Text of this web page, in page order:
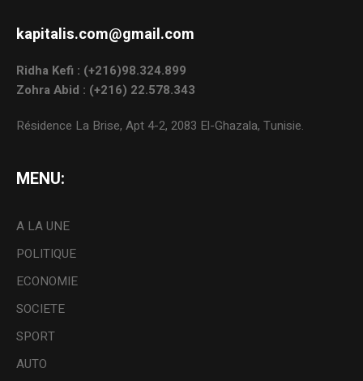
kapitalis.com@gmail.com
Ridha Kefi : (+216)98.324.899
Zohra Abid : (+216) 22.578.343
Résidence La Brise, Apt 4-2, 2083 El-Ghazala, Tunisie.
MENU:
A LA UNE
POLITIQUE
ECONOMIE
SOCIETE
SPORT
AUTO